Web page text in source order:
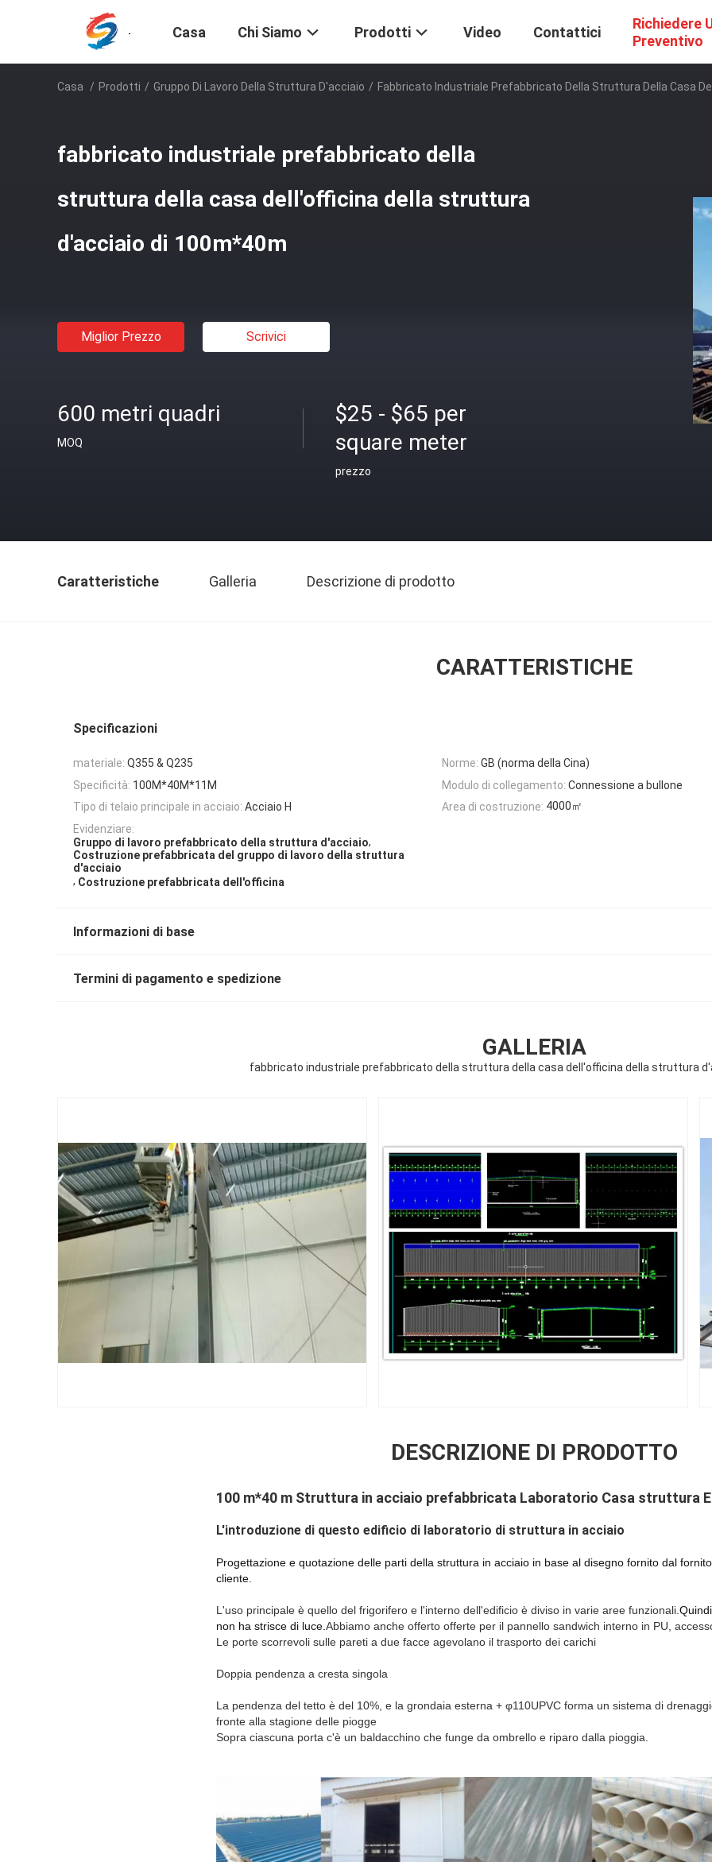
Casa Chi Siamo Prodotti Video Contattici
Richiedere
Preventivo
Casa / Prodotti / Gruppo Di Lavoro Della Struttura D'acciaio / Fabbricato Industriale Prefabbricato Della Struttura Della Casa
fabbricato industriale prefabbricato della
struttura della casa dell'officina della struttura
d'acciaio di 100m*40m
Miglior Prezzo Scrivici
600 metri quadri
MOQ
$25 - $65 per
square meter
prezzo
Caratteristiche Galleria Descrizione di prodotto
CARATTERISTICHE
Specificazioni
materiale: Q355 & Q235 Norme: GB (norma della Cina)
Specificità: 100M*40M*11M Modulo di collegamento: Connessione a bullone
Tipo di telaio principale in acciaio: Acciaio H Area di costruzione: 4000㎡
Evidenziare:
Gruppo di lavoro prefabbricato della struttura d'acciaio,
Costruzione prefabbricata del gruppo di lavoro della struttura
d'acciaio
, Costruzione prefabbricata dell'officina
Informazioni di base
Termini di pagamento e spedizione
GALLERIA
fabbricato industriale prefabbricato della struttura della casa dell'officina della struttura
DESCRIZIONE DI PRODOTTO
100 m*40 m Struttura in acciaio prefabbricata Laboratorio Casa struttura
L'introduzione di questo edificio di laboratorio di struttura in acciaio
Progettazione e quotazione delle parti della struttura in acciaio in base al disegno fornito dal
cliente.
L'uso principale è quello del frigorifero e l'interno dell'edificio è diviso in varie aree funzionali.
non ha strisce di luce. Abbiamo anche offerto offerte per il pannello sandwich interno in PU,
Le porte scorrevoli sulle pareti a due facce agevolano il trasporto dei carichi
Doppia pendenza a cresta singola
La pendenza del tetto è del 10%, e la grondaia esterna + φ110UPVC forma un sistema di
fronte alla stagione delle piogge
Sopra ciascuna porta c'è un baldacchino che funge da ombrello e riparo dalla pioggia.